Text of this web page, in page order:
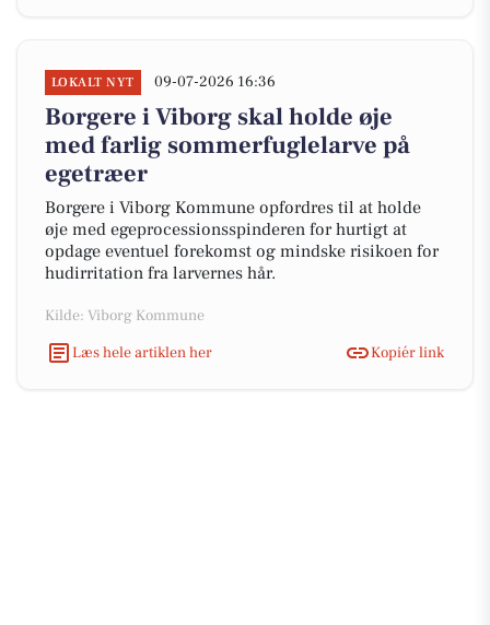
LOKALT NYT 09-07-2026 16:36
Borgere i Viborg skal holde øje
med farlig sommerfuglelarve på
egetræer
Borgere i Viborg Kommune opfordres til at holde
øje med egeprocessionsspinderen for hurtigt at
opdage eventuel forekomst og mindske risikoen for
hudirritation fra larvernes hår.
Kilde: Viborg Kommune
Læs hele artiklen her
Kopiér link